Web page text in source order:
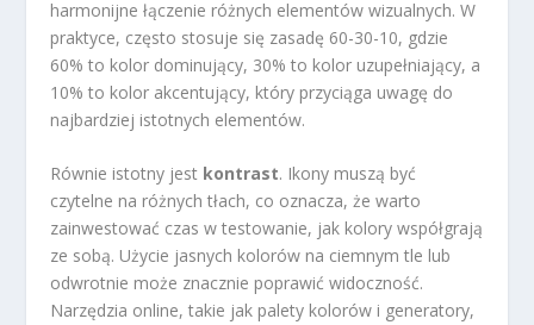
harmonijne łączenie różnych elementów wizualnych. W
praktyce, często stosuje się zasadę 60-30-10, gdzie
60% to kolor dominujący, 30% to kolor uzupełniający, a
10% to kolor akcentujący, który przyciąga uwagę do
najbardziej istotnych elementów.
Równie istotny jest kontrast. Ikony muszą być
czytelne na różnych tłach, co oznacza, że warto
zainwestować czas w testowanie, jak kolory współgrają
ze sobą. Użycie jasnych kolorów na ciemnym tle lub
odwrotnie może znacznie poprawić widoczność.
Narzędzia online, takie jak palety kolorów i generatory,